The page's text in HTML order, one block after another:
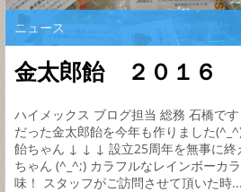
ニュース
金太郎飴 ２０１６
ハイメックス ブログ担当 総務 石橋で
だった金太郎飴を今年も作りました
飴ちゃん ↓ ↓ ↓ 設立25周年を無事に終
ちゃん (^_^;) カラフルなレインボーカ
味！ スタッフがご訪問させて頂いた時...